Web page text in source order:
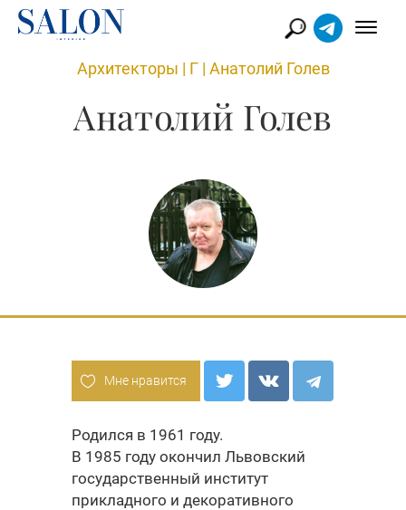
Архитекторы | Г | Анатолий Голев
Анатолий Голев
Мне нравится
Родился в 1961 году.
В 1985 году окончил Львовский
государственный институт
прикладного и декоративного